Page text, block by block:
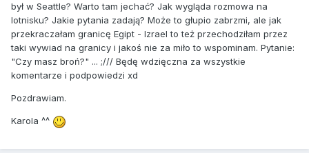
był w Seattle? Warto tam jechać? Jak wygląda rozmowa na
lotnisku? Jakie pytania zadają? Może to głupio zabrzmi, ale jak
przekraczałam granicę Egipt - Izrael to też przechodziłam przez
taki wywiad na granicy i jakoś nie za miło to wspominam. Pytanie:
"Czy masz broń?" ... ;/// Będę wdzięczna za wszystkie
komentarze i podpowiedzi xd
Pozdrawiam.
Karola ^^